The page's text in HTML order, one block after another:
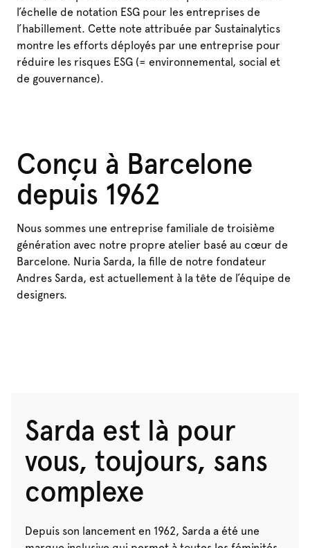
l’échelle de notation ESG pour les entreprises de
l’habillement. Cette note attribuée par Sustainalytics
montre les efforts déployés par une entreprise pour
réduire les risques ESG (= environnemental, social et
de gouvernance).
Conçu à Barcelone
depuis 1962
Nous sommes une entreprise familiale de troisième
génération avec notre propre atelier basé au cœur de
Barcelone. Nuria Sarda, la fille de notre fondateur
Andres Sarda, est actuellement à la tête de l’équipe de
designers.
Sarda est là pour
vous, toujours, sans
complexe
Depuis son lancement en 1962, Sarda a été une